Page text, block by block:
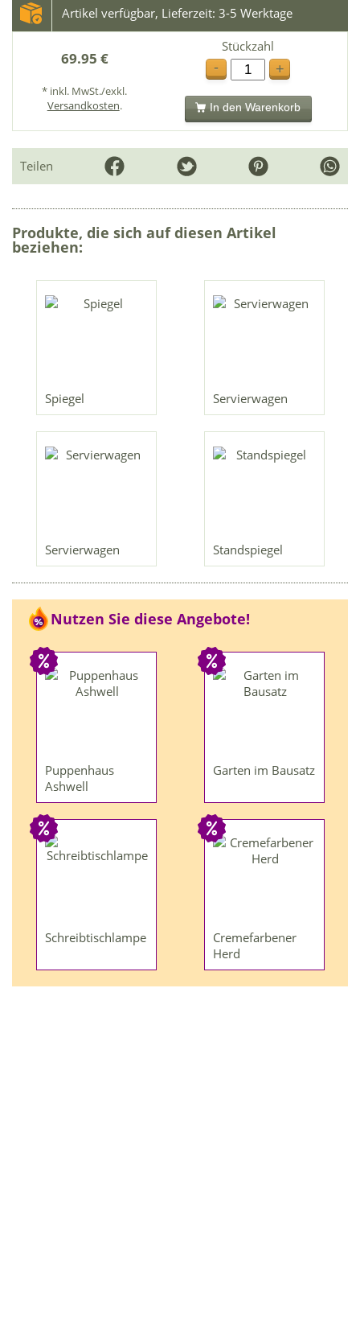
Artikel verfügbar, Lieferzeit: 3-5 Werktage
69.95 €
* inkl. MwSt./exkl.
Versandkosten.
Stückzahl
-
+
In den Warenkorb
Teilen
Produkte, die sich auf diesen Artikel
beziehen:
Spiegel Servierwagen
Servierwagen Standspiegel
Nutzen Sie diese Angebote!
Puppenhaus
Ashwell
Garten im Bausatz
Schreibtischlampe
Cremefarbener
Herd